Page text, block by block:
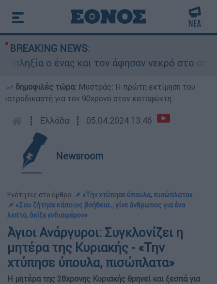
BREAKING NEWS:
ο ένας και τον άφησαν νεκρό στο σημείο
δημοφιλές τώρα: Μυστράς: Η πρώτη εκτίμηση του
ιατροδικαστή για τον 90χρονο στον καταψύκτη
┋ Ελλάδα ┋ 05.04.2024 13:46
Newsroom
Ενότητες στο άρθρο: 📌 «Την χτύπησε ύπουλα, πισώπλατα»
📌 «Σου ζήτησε κάποιος βοήθεια… γίνε άνθρωπος για ένα
λεπτό, δείξε ενδιαφέρον»
Άγιοι Ανάργυροι: Συγκλονίζει η
μητέρα της Κυριακής - «Την
χτύπησε ύπουλα, πισώπλατα»
Η μητέρα της 28χρονης Κυριακής θρηνεί και ξεσπά για